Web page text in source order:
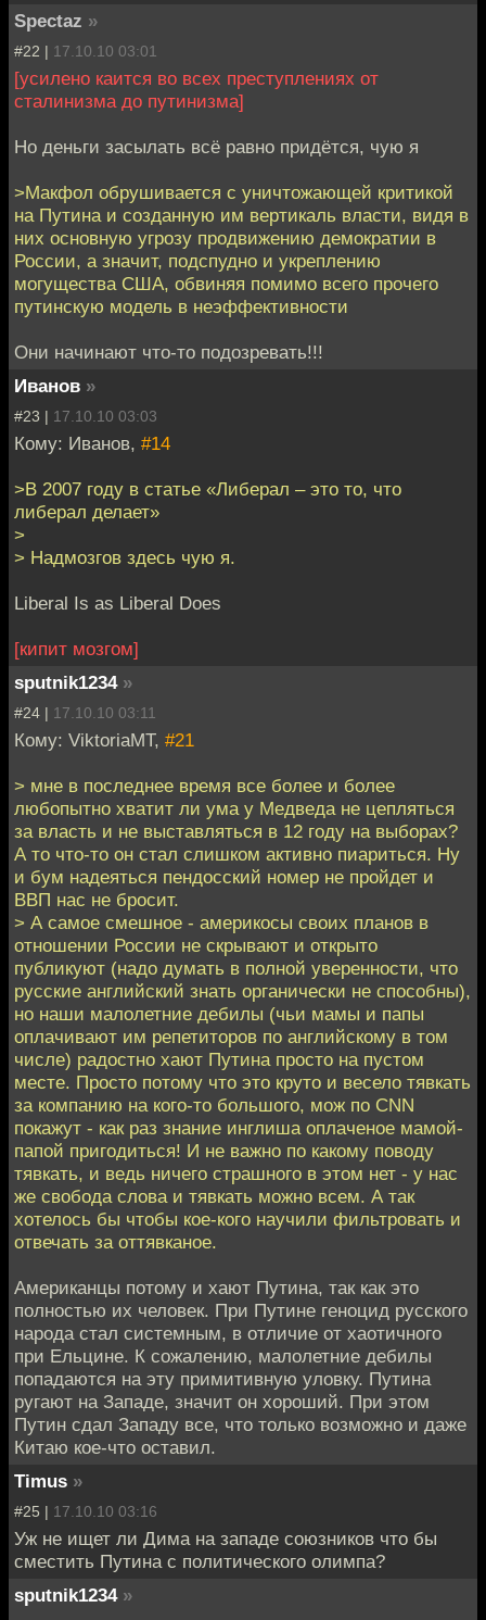
Spectaz »
#22 | 17.10.10 03:01
[усилено каится во всех преступлениях от
сталинизма до путинизма]
Но деньги засылать всё равно придётся, чую я
>Макфол обрушивается с уничтожающей критикой
на Путина и созданную им вертикаль власти, видя в
них основную угрозу продвижению демократии в
России, а значит, подспудно и укреплению
могущества США, обвиняя помимо всего прочего
путинскую модель в неэффективности
Они начинают что-то подозревать!!!
Иванов »
#23 | 17.10.10 03:03
Кому: Иванов, #14
>В 2007 году в статье «Либерал – это то, что
либерал делает»
>
> Надмозгов здесь чую я.
Liberal Is as Liberal Does
[кипит мозгом]
sputnik1234 »
#24 | 17.10.10 03:11
Кому: ViktoriaMT, #21
> мне в последнее время все более и более
любопытно хватит ли ума у Медведа не цепляться
за власть и не выставляться в 12 году на выборах?
А то что-то он стал слишком активно пиариться. Ну
и бум надеяться пендосский номер не пройдет и
ВВП нас не бросит.
> А самое смешное - америкосы своих планов в
отношении России не скрывают и открыто
публикуют (надо думать в полной уверенности, что
русские английский знать органически не способны),
но наши малолетние дебилы (чьи мамы и папы
оплачивают им репетиторов по английскому в том
числе) радостно хают Путина просто на пустом
месте. Просто потому что это круто и весело тявкать
за компанию на кого-то большого, мож по CNN
покажут - как раз знание инглиша оплаченое мамой-
папой пригодиться! И не важно по какому поводу
тявкать, и ведь ничего страшного в этом нет - у нас
же свобода слова и тявкать можно всем. А так
хотелось бы чтобы кое-кого научили фильтровать и
отвечать за оттявканое.
Американцы потому и хают Путина, так как это
полностью их человек. При Путине геноцид русского
народа стал системным, в отличие от хаотичного
при Ельцине. К сожалению, малолетние дебилы
попадаются на эту примитивную уловку. Путина
ругают на Западе, значит он хороший. При этом
Путин сдал Западу все, что только возможно и даже
Китаю кое-что оставил.
Timus »
#25 | 17.10.10 03:16
Уж не ищет ли Дима на западе союзников что бы
сместить Путина с политического олимпа?
sputnik1234 »